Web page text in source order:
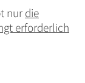
nurdie
erforderlich